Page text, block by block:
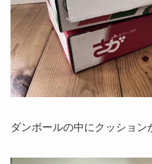
ダンボールの中にクッション